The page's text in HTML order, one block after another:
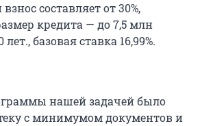
составляет от 30%,
кредита — до 7,5 млн
базовая ставка 16,99%.
нашей задачей было
с минимумом документов и